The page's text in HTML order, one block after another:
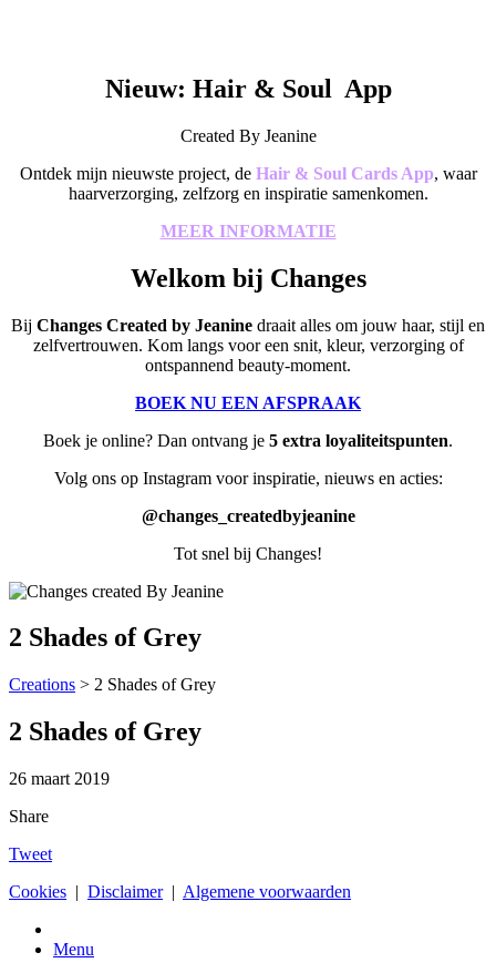
Nieuw: Hair & Soul App
Created By Jeanine
Ontdek mijn nieuwste project, de Hair & Soul Cards App, waar
haarverzorging, zelfzorg en inspiratie samenkomen.
MEER INFORMATIE
Welkom bij Changes
Bij Changes Created by Jeanine draait alles om jouw haar, stijl en
zelfvertrouwen. Kom langs voor een snit, kleur, verzorging of
ontspannend beauty-moment.
BOEK NU EEN AFSPRAAK
Boek je online? Dan ontvang je 5 extra loyaliteitspunten.
Volg ons op Instagram voor inspiratie, nieuws en acties:
@changes_createdbyjeanine
Tot snel bij Changes!
2 Shades of Grey
Creations > 2 Shades of Grey
2 Shades of Grey
26 maart 2019
Share
Tweet
Cookies | Disclaimer| Algemene voorwaarden
Menu